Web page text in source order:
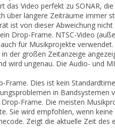
das Video perfekt zu SONAR,
über längere Zeiträume immer
ist von dieser Abweichung
Drop-Frame. NTSC-Video
für Musikprojekte
in der großen Zeitanzeige
wird ungenau. Die Audio- und
Frame. Dies ist kein
in Bandsystemen
Drop-Frame. Die meisten
Sie wird empfohlen, wenn
Zeigt die aktuelle Zeit des